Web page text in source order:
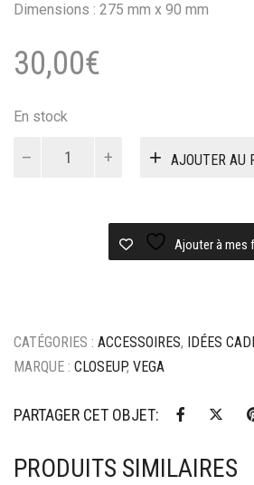
Dimensions : 275 mm x 90 mm
30,00€
En stock
AJOUTER AU
Ajouter à mes
CATÉGORIES : ACCESSOIRES,
IDÉES
MARQUE : CLOSEUP, VEGA
PARTAGER CET OBJET:
PRODUITS SIMILAIRES